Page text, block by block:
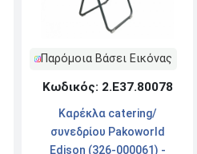
Παρόμοια Βάσει Εικόνας
Κωδικός: 2.Ε37.80078
Καρέκλα catering/
συνεδρίου Pakoworld
Edison (326-000061) -